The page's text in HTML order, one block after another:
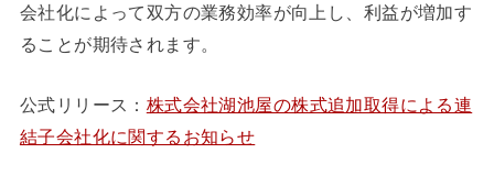
会社化によって双方の業務効率が向上し、利益が増加す
ることが期待されます。
公式リリース： 株式会社湖池屋の株式追加取得による連
結子会社化に関するお知らせ